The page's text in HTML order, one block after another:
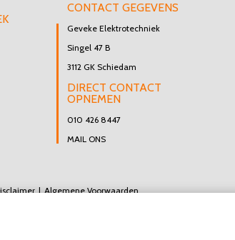
CONTACT GEGEVENS
Geveke Elektrotechniek
Singel 47 B
3112 GK Schiedam
DIRECT CONTACT
OPNEMEN
010 426 8447
MAIL ONS
Algemene Voorwaarden